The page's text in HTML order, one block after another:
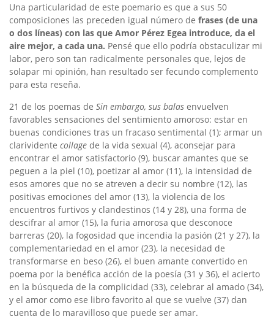
Una particularidad de este poemario es que a sus 50
composiciones las preceden igual número de frases (de una
o dos líneas) con las que Amor Pérez Egea introduce, da el
aire mejor, a cada una. Pensé que ello podría obstaculizar mi
labor, pero son tan radicalmente personales que, lejos de
solapar mi opinión, han resultado ser fecundo complemento
para esta reseña.
21 de los poemas de Sin embargo, sus balas envuelven
favorables sensaciones del sentimiento amoroso: estar en
buenas condiciones tras un fracaso sentimental (1); armar un
clarividente collage de la vida sexual (4), aconsejar para
encontrar el amor satisfactorio (9), buscar amantes que se
peguen a la piel (10), poetizar al amor (11), la intensidad de
esos amores que no se atreven a decir su nombre (12), las
positivas emociones del amor (13), la violencia de los
encuentros furtivos y clandestinos (14 y 28), una forma de
descifrar al amor (15), la furia amorosa que desconoce
barreras (20), la fogosidad que incendia la pasión (21 y 27), la
complementariedad en el amor (23), la necesidad de
transformarse en beso (26), el buen amante convertido en
poema por la benéfica acción de la poesía (31 y 36), el acierto
en la búsqueda de la complicidad (33), celebrar al amado (34),
y el amor como ese libro favorito al que se vuelve (37) dan
cuenta de lo maravilloso que puede ser amar.